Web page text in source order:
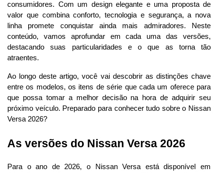
consumidores. Com um design elegante e uma proposta de
valor que combina conforto, tecnologia e segurança, a nova
linha promete conquistar ainda mais admiradores. Neste
conteúdo, vamos aprofundar em cada uma das versões,
destacando suas particularidades e o que as torna tão
atraentes.
Ao longo deste artigo, você vai descobrir as distinções chave
entre os modelos, os itens de série que cada um oferece para
que possa tomar a melhor decisão na hora de adquirir seu
próximo veículo. Preparado para conhecer tudo sobre o Nissan
Versa 2026?
As versões do Nissan Versa 2026
Para o ano de 2026, o Nissan Versa está disponível em